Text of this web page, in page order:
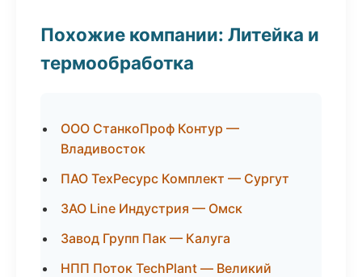
Похожие компании: Литейка и
термообработка
ООО СтанкоПроф Контур —
Владивосток
ПАО ТехРесурс Комплект — Сургут
ЗАО Line Индустрия — Омск
Завод Групп Пак — Калуга
НПП Поток TechPlant — Великий